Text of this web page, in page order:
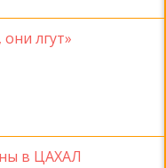
лгут»
в ЦАХАЛ